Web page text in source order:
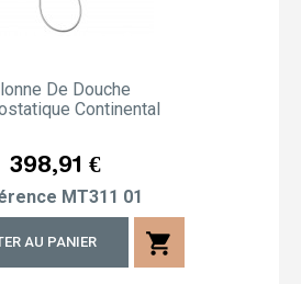
De Douche
Continental
Prix
398,91 €
MT311 01
AU PANIER shopping_cart